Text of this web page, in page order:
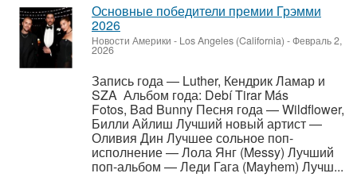
Основные победители премии Грэмми
2026
Новости Америки - Los Angeles (California) -Февраль 2,
2026
Запись года — Luther, Кендрик Ламар и
SZA Альбом года: Debí Tirar Más
Fotos, Bad Bunny Песня года — Wildflower,
Билли Айлиш Лучший новый артист —
Оливия Дин Лучшее сольное поп-
исполнение — Лола Янг (Messy) Лучший
поп-альбом — Леди Гага (Mayhem) Лучш...